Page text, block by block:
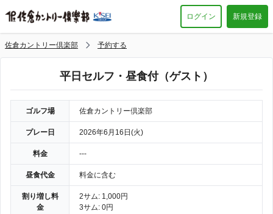
ログイン 新規登録
佐倉カントリー倶楽部 予約する
平日セルフ・昼食付（ゲスト）
ゴルフ場 佐倉カントリー倶楽部
プレー日 2026年6月16日(火)
料金 ---
昼食代金 料金に含む
割り増し料
金
2サム: 1,000円
3サム: 0円